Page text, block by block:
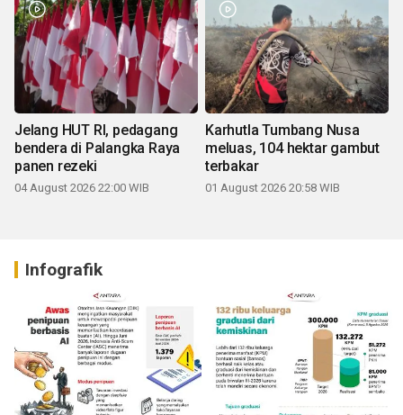
Jelang HUT RI, pedagang
bendera di Palangka Raya
panen rezeki
04 August 2026 22:00 WIB
Karhutla Tumbang Nusa
meluas, 104 hektar gambut
terbakar
01 August 2026 20:58 WIB
Infografik